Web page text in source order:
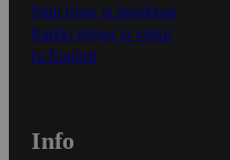
Näin tilaat ja muokkaat
Kaikki ohjeet ja vinkit
In English
Info